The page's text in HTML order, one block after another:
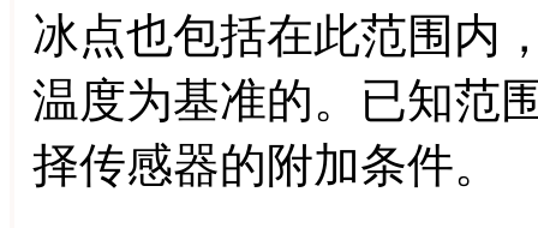
冰点也包括在此范围内
温度为基准的。已知范
择传感器的附加条件。